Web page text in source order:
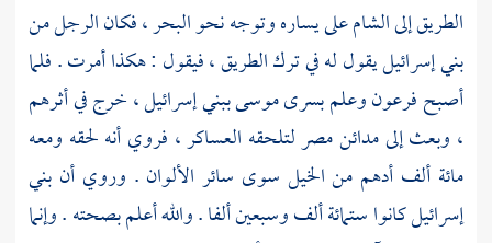
الطريق إلىالشامعلى يساره وتوجه نحو البحر ، فكان الرجل من
بني إسرائيليقول له في ترك الطريق ، فيقول : هكذا أمرت . فلما
أصبحفرعونوعلم بسرىموسىببني إسرائيل، خرج في أثرهم
، وبعث إلى مدائنمصرلتلحقه العساكر ، فروي أنه لحقه ومعه
مائة ألف أدهم من الخيل سوى سائر الألوان . وروي أن بني
إسرائيلكانوا ستمائة ألف وسبعين ألفا . والله أعلم بصحته . وإنما